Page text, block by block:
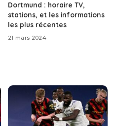
Dortmund : horaire TV,
stations, et les informations
les plus récentes
21 mars 2024